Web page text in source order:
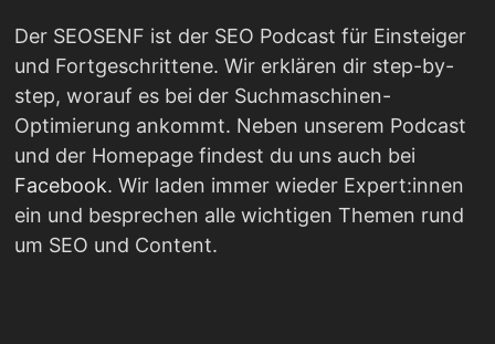
Der SEOSENF ist der SEO Podcast für Einsteiger
und Fortgeschrittene. Wir erklären dir step-by-
step, worauf es bei der Suchmaschinen-
Optimierung ankommt. Neben unserem Podcast
und der Homepage findest du uns auch bei
Facebook. Wir laden immer wieder Expert:innen
ein und besprechen alle wichtigen Themen rund
um SEO und Content.